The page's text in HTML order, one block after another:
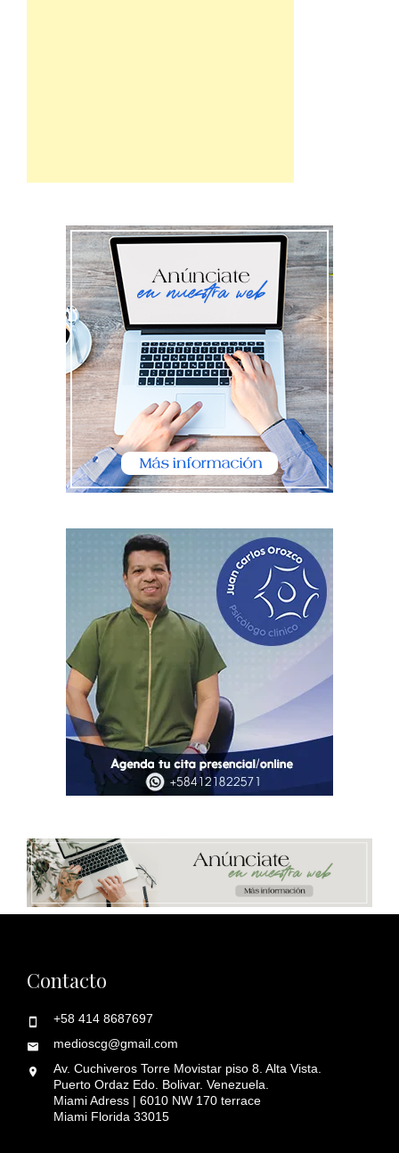
Contacto
+58 414 8687697
medioscg@gmail.com
Av. Cuchiveros Torre Movistar piso 8. Alta Vista.
Puerto Ordaz Edo. Bolivar. Venezuela.
Miami Adress | 6010 NW 170 terrace
Miami Florida 33015